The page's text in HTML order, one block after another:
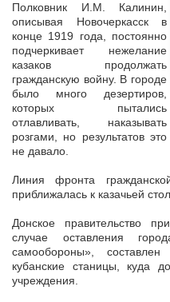
Полковник И.М. Калинин,
описывая Новочеркасск в
конце 1919 года, постоянно
подчеркивает нежелание
казаков продолжать
гражданскую войну. В городе
было много дезертиров,
которых пытались
отлавливать, наказывать
розгами, но результатов это
не давало.
Линия фронта
приближалась к казачьей
Донское правительство
случае оставления
самообороны»,
кубанские станицы, куда
учреждения.